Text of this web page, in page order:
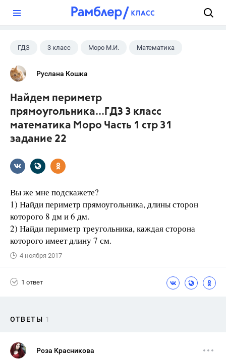
ГДЗ 3 класс Моро М.И. Математика
Руслана Кошка
Найдем периметр
прямоугольника...ГДЗ 3 класс
математика Моро Часть 1 стр 31
задание 22
Вы же мне подскажете?
1) Найди периметр прямоугольника, длины сторон
которого 8 дм и 6 дм.
2) Найди периметр треугольника, каждая сторона
которого имеет длину 7 см.
4 ноября 2017
1 ответ
ОТВЕТЫ 1
Роза Красникова